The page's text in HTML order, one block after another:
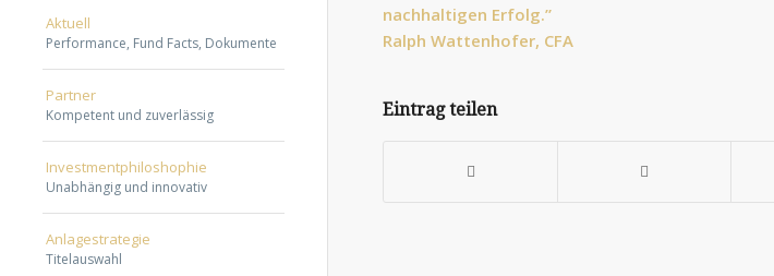
Aktuell
Performance, Fund Facts, Dokumente
Partner
Kompetent und zuverlässig
Investmentphiloshophie
Unabhängig und innovativ
Anlagestrategie
Titelauswahl
nachhaltigen Erfolg.”
Ralph Wattenhofer, CFA​
do
Eintrag teilen